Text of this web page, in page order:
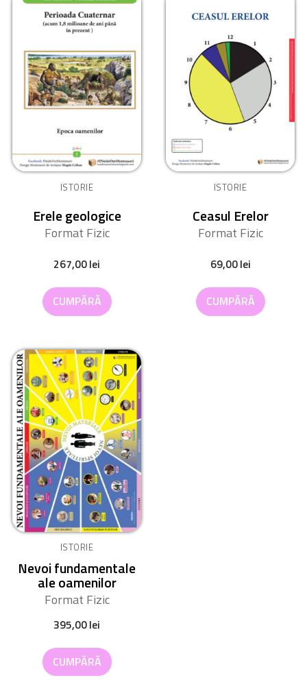
ISTORIE
Erele geologice
Format Fizic
267,00lei
CUMPĂRĂ
ISTORIE
Ceasul Erelor
Format Fizic
69,00lei
CUMPĂRĂ
ISTORIE
Nevoi fundamentale
ale oamenilor
Format Fizic
395,00lei
CUMPĂRĂ